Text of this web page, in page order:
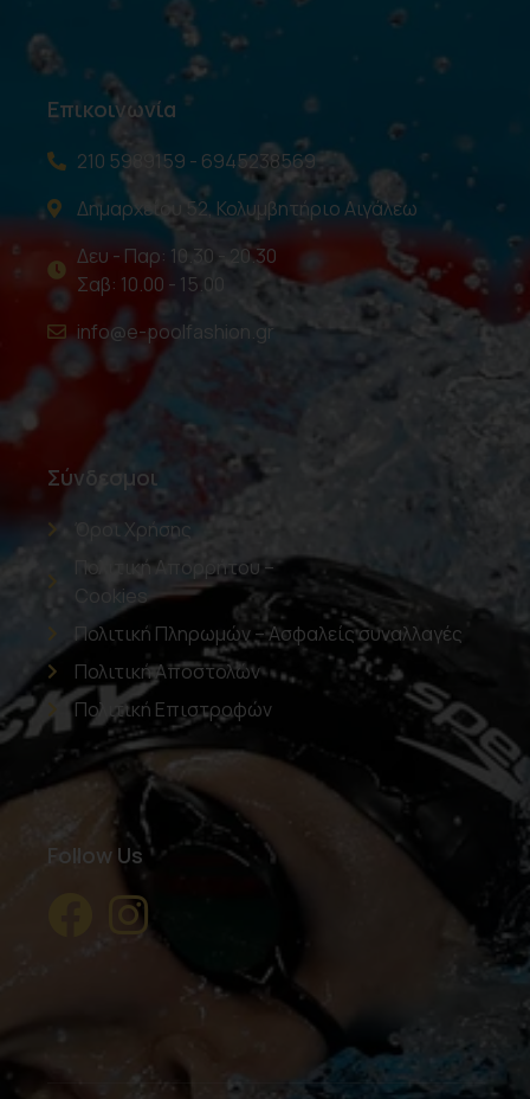
Επικοινωνία
210 5989159 - 6945238569
Δημαρχείου 52, Κολυμβητήριο Αιγάλεω
Δευ - Παρ: 10.30 - 20.30
Σαβ: 10.00 - 15.00
info@e-poolfashion.gr
Σύνδεσμοι
Όροι Χρήσης
Πολιτική Απορρήτου –
Cookies
Πολιτική Πληρωμών – Ασφαλείς συναλλαγές
Πολιτική Αποστολών
Πολιτική Επιστροφών
Follow Us